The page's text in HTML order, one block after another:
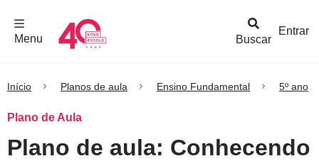
Buscar
Menu
Entrar
Início Planos de aula Ensino Fundamental 5º ano
Plano de Aula
Plano de aula: Conhecendo